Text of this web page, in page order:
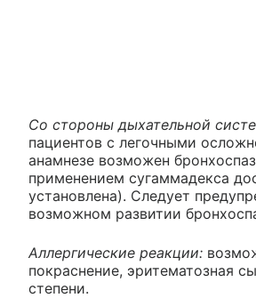
Со стороны дыхательной
пациентов с легочными
анамнезе возможен
применением сугаммадекса
установлена). Следует
возможном развитии
Аллергические реакции:
покраснение, эритематозная
степени.